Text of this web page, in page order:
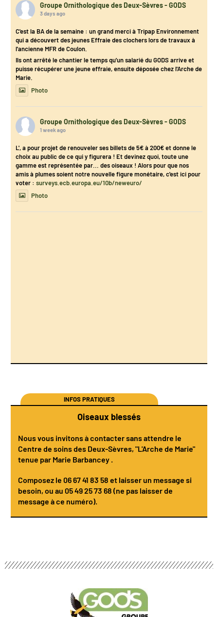
Groupe Ornithologique des Deux-Sèvres - GODS
3 days ago
C'est la BA de la semaine : un grand merci à Tripap Environnement
qui a découvert des jeunes Effraie des clochers lors de travaux à
l'ancienne MFR de Coulon.
Ils ont arrêté le chantier le temps qu'un salarié du GODS arrive et
puisse récupérer une jeune effraie, ensuite déposée chez l'Arche de
Marie.
Photo
Groupe Ornithologique des Deux-Sèvres - GODS
1 week ago
L', a pour projet de renouveler ses billets de 5€ à 200€ et donne le
choix au public de ce qui y figurera ! Et devinez quoi, toute une
gamme est représentée par... des oiseaux ! Alors pour que nos
amis à plumes soient notre nouvelle figure monétaire, c'est ici pour
voter :surveys.ecb.europa.eu/10b/neweuro/
Photo
INFOS PRATIQUES
Oiseaux blessés
Nous vous invitons à contacter sans attendre le
Centre de soins des Deux-Sèvres, "L'Arche de Marie"
tenue par Marie Barbancey .
Composez le06 67 41 83 58 et laisser un message si
besoin, ou au 05 49 25 73 68 (ne pas laisser de
message à ce numéro).